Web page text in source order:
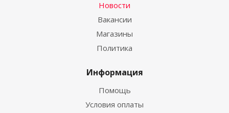
Новости
Вакансии
Магазины
Политика
Информация
Помощь
Условия оплаты